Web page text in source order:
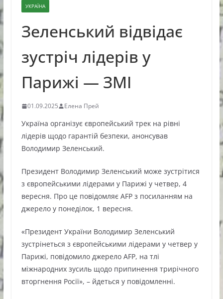
УКРАЇНА
Зеленський відвідає
зустріч лідерів у
Парижі — ЗМІ
01.09.2025 Елена Прей
Україна організує європейський трек на рівні
лідерів щодо гарантій безпеки, анонсував
Володимир Зеленський.
Президент Володимир Зеленський може зустрітися
з європейськими лідерами у Парижі у четвер, 4
вересня. Про це повідомляє AFP з посиланням на
джерело у понеділок, 1 вересня.
«Президент України Володимир Зеленський
зустрінеться з європейськими лідерами у четвер у
Парижі, повідомило джерело AFP, на тлі
міжнародних зусиль щодо припинення трирічного
вторгнення Росії», – йдеться у повідомленні.